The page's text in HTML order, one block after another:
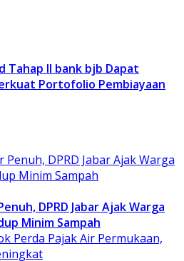
Tahap II bank bjb Dapat
Portofolio Pembiayaan
DPRD Jabar Ajak Warga
Minim Sampah